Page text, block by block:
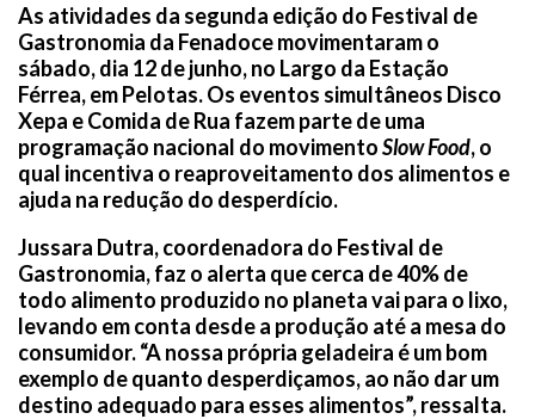
As atividades da segunda edição do Festival de
Gastronomia da Fenadoce movimentaram o
sábado, dia 12 de junho, no Largo da Estação
Férrea, em Pelotas. Os eventos simultâneos Disco
Xepa e Comida de Rua fazem parte de uma
programação nacional do movimentoSlow Food, o
qual incentiva o reaproveitamento dos alimentos e
ajuda na redução do desperdício.
Jussara Dutra, coordenadora do Festival de
Gastronomia, faz o alerta que cerca de 40% de
todo alimento produzido no planeta vai para o lixo,
levando em conta desde a produção até a mesa do
consumidor. “A nossa própria geladeira é um bom
exemplo de quanto desperdiçamos, ao não dar um
destino adequado para esses alimentos”, ressalta.